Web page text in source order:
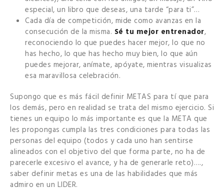
especial, un libro que deseas, una tarde “para ti”…
Cada día de competición, mide como avanzas en la
consecución de la misma. Sé tu mejor entrenador,
reconociendo lo que puedes hacer mejor, lo que no
has hecho, lo que has hecho muy bien, lo que aún
puedes mejorar, anímate, apóyate, mientras visualizas
esa maravillosa celebración.
Supongo que es más fácil definir METAS para tí que para
los demás, pero en realidad se trata del mismo ejercicio. Si
tienes un equipo lo más importante es que la META que
les propongas cumpla las tres condiciones para todas las
personas del equipo (todos y cada uno han sentirse
alineados con el objetivo del que forma parte, no ha de
parecerle excesivo el avance, y ha de generarle reto)….,
saber definir metas es una de las habilidades que más
admiro en un LIDER.